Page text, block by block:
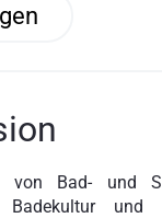
von Bad- und
und